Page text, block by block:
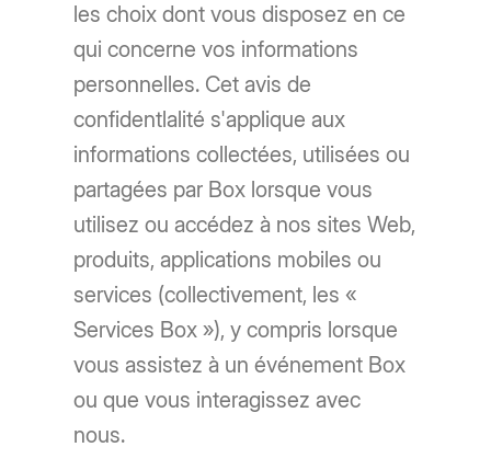
les choix dont vous disposez en ce
qui concerne vos informations
personnelles. Cet avis de
confidentlalité s'applique aux
informations collectées, utilisées ou
partagées par Box lorsque vous
utilisez ou accédez à nos sites Web,
produits, applications mobiles ou
services (collectivement, les «
Services Box »), y compris lorsque
vous assistez à un événement Box
ou que vous interagissez avec
nous.